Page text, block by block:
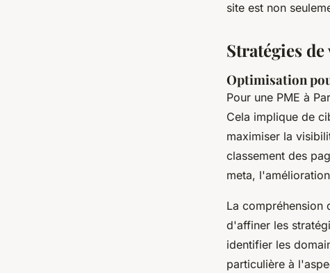
site est non
Stratégies
Optimisation
Pour une PME à
Cela implique de
maximiser la
classement des
meta,
La compréhension
d'affiner les
identifier les
particulière à